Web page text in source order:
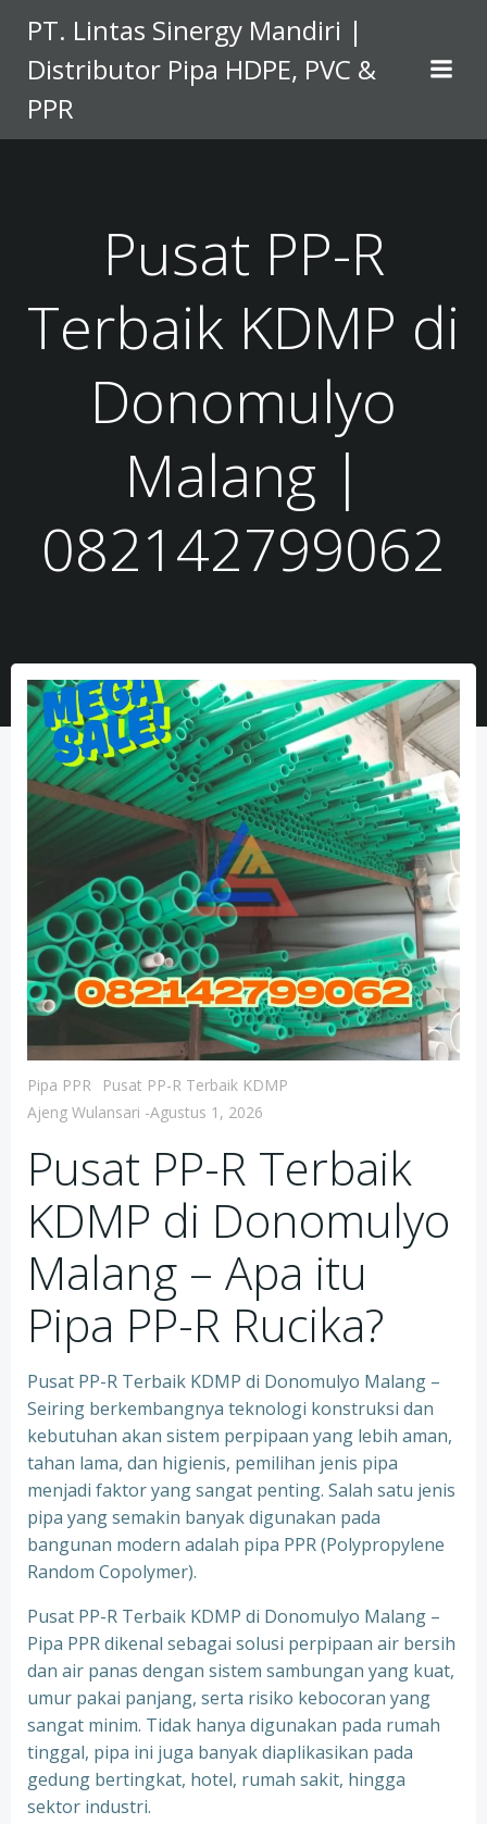
to
content
PT. Lintas Sinergy Mandiri |
Distributor Pipa HDPE, PVC &
PPR
Pusat PP-R
Terbaik KDMP di
Donomulyo
Malang |
082142799062
Pipa PPR
Pusat PP-R Terbaik KDMP
Ajeng Wulansari -Agustus 1, 2026
Pusat PP-R Terbaik
KDMP di Donomulyo
Malang – Apa itu
Pipa PP-R Rucika?
Pusat PP-R Terbaik KDMP di Donomulyo Malang –
Seiring berkembangnya teknologi konstruksi dan
kebutuhan akan sistem perpipaan yang lebih aman,
tahan lama, dan higienis, pemilihan jenis pipa
menjadi faktor yang sangat penting. Salah satu jenis
pipa yang semakin banyak digunakan pada
bangunan modern adalah pipa PPR (Polypropylene
Random Copolymer).
Pusat PP-R Terbaik KDMP di Donomulyo Malang –
Pipa PPR dikenal sebagai solusi perpipaan air bersih
dan air panas dengan sistem sambungan yang kuat,
umur pakai panjang, serta risiko kebocoran yang
sangat minim. Tidak hanya digunakan pada rumah
tinggal, pipa ini juga banyak diaplikasikan pada
gedung bertingkat, hotel, rumah sakit, hingga
sektor industri.